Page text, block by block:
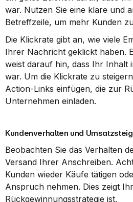
war. Nutzen Sie eine klare und
Betreffzeile, um mehr Kunden
Die Klickrate gibt an, wie viele
Ihrer Nachricht geklickt haben.
weist darauf hin, dass Ihr Inhalt
war. Um die Klickrate zu
Action-Links einfügen, die zur
Unternehmen einladen.
Kundenverhalten und
Beobachten Sie das Verhalten
Versand Ihrer Anschreiben.
Kunden wieder Käufe tätigen
Anspruch nehmen. Dies zeigt
Rückgewinnungsstrategie ist.